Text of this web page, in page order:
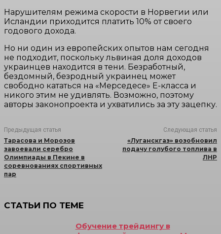
Нарушителям режима скорости в Норвегии или
Исландии приходится платить 10% от своего
годового дохода.
Но ни один из европейских опытов нам сегодня
не подходит, поскольку львиная доля доходов
украинцев находится в тени. Безработный,
бездомный, безродный украинец может
свободно кататься на «Мерседесе» Е-класса и
никого этим не удивлять. Возможно, поэтому
авторы законопроекта и ухватились за эту зацепку.
Предыдущая статья
Тарасова и Морозов
завоевали серебро
Олимпиады в Пекине в
соревнованиях спортивных
пар
Следующая статья
«Луганскгаз» возобновил
подачу голубого топлива в
ЛНР
СТАТЬИ ПО ТЕМЕ
Обучение трейдингу в